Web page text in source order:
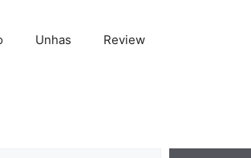
Unhas Review